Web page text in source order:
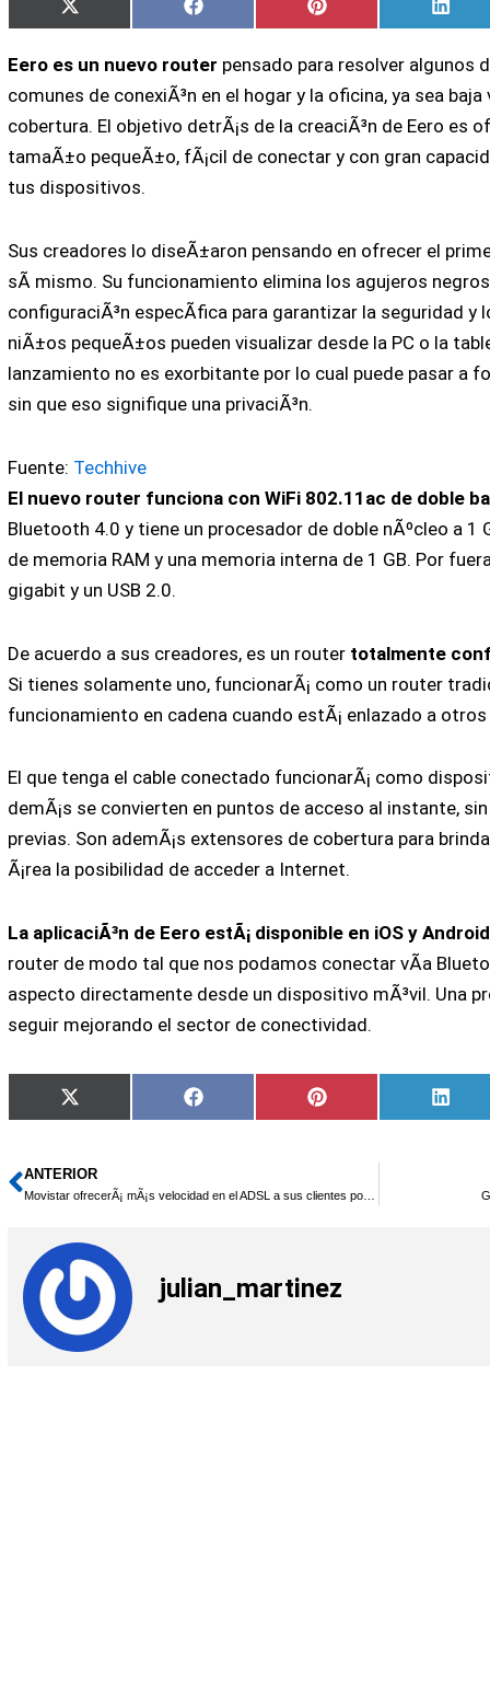
Compartir
en
X
(Twitter)
Compartir
en
Facebook
Compartir
en
Pinterest
en
Eero es un nuevo router pensado para resolver algunos
comunes de conexiÃ³n en el hogar y la oficina, ya sea
cobertura. El objetivo detrÃ¡s de la creaciÃ³n de Eero es
tamaÃ±o pequeÃ±o, fÃ¡cil de conectar y con gran
tus dispositivos.
Sus creadores lo diseÃ±aron pensando en ofrecer el
sÃ­ mismo. Su funcionamiento elimina los agujeros
configuraciÃ³n especÃ­fica para garantizar la seguridad
niÃ±os pequeÃ±os pueden visualizar desde la PC o la
lanzamiento no es exorbitante por lo cual puede pasar a
sin que eso signifique una privaciÃ³n.
Fuente: Techhive
El nuevo router funciona con WiFi 802.11ac de doble
Bluetooth 4.0 y tiene un procesador de doble nÃºcleo a 1
de memoria RAM y una memoria interna de 1 GB. Por
gigabit y un USB 2.0.
De acuerdo a sus creadores, es un router totalmente
Si tienes solamente uno, funcionarÃ¡ como un router
funcionamiento en cadena cuando estÃ¡ enlazado a
El que tenga el cable conectado funcionarÃ¡ como
demÃ¡s se convierten en puntos de acceso al instante,
previas. Son ademÃ¡s extensores de cobertura para
Ã¡rea la posibilidad de acceder a Internet.
La aplicaciÃ³n de Eero estÃ¡ disponible en iOS y Android
router de modo tal que nos podamos conectar vÃ­a
aspecto directamente desde un dispositivo mÃ³vil. Una
seguir mejorando el sector de conectividad.
Compartir
en
X
(Twitter)
Compartir
en
Facebook
Compartir
en
Pinterest
en
Ant
ANTERIOR
julian_martinez